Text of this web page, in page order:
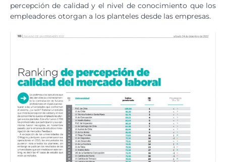
percepción de calidad y el nivel de conocimiento que los
empleadores otorgan a los planteles desde las empresas.